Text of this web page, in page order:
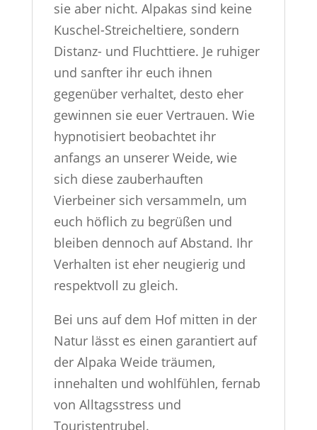
sie aber nicht. Alpakas sind keine
Kuschel-Streicheltiere, sondern
Distanz- und Fluchttiere. Je ruhiger
und sanfter ihr euch ihnen
gegenüber verhaltet, desto eher
gewinnen sie euer Vertrauen. Wie
hypnotisiert beobachtet ihr
anfangs an unserer Weide, wie
sich diese zauberhauften
Vierbeiner sich versammeln, um
euch höflich zu begrüßen und
bleiben dennoch auf Abstand. Ihr
Verhalten ist eher neugierig und
respektvoll zu gleich.
Bei uns auf dem Hof mitten in der
Natur lässt es einen garantiert auf
der Alpaka Weide träumen,
innehalten und wohlfühlen, fernab
von Alltagsstress und
Touristentrubel.